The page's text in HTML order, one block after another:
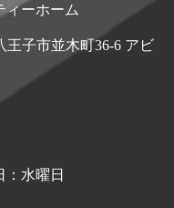
ーホーム
王子市並木町36-6 アビ
水曜日